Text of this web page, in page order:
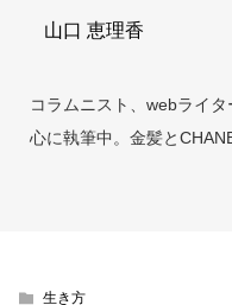
山口 恵理香
コラムニスト、webライ
心に執筆中。金髪と
生き方